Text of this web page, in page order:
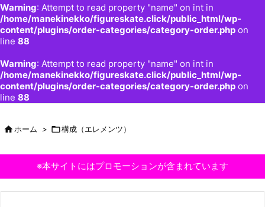
Warning: Attempt to read property "name" on int in
/home/manekinekko/figureskate.click/public_html/wp-
content/plugins/order-categories/category-order.php on
line 88
Warning: Attempt to read property "name" on int in
/home/manekinekko/figureskate.click/public_html/wp-
content/plugins/order-categories/category-order.php on
line 88
ホーム > 構成（エレメンツ）
※本サイトにはプロモーションが含まれています